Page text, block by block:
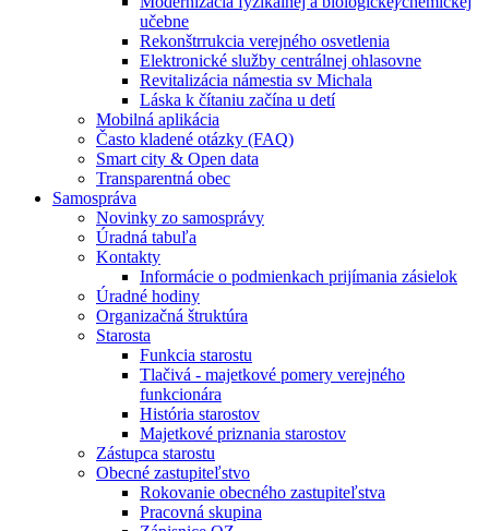
učebne
Rekonštrrukcia verejného osvetlenia
Elektronické služby centrálnej ohlasovne
Revitalizácia námestia sv Michala
Láska k čítaniu začína u detí
Mobilná aplikácia
Často kladené otázky (FAQ)
Smart city & Open data
Transparentná obec
Samospráva
Novinky zo samosprávy
Úradná tabuľa
Kontakty
Informácie o podmienkach prijímania zásielok
Úradné hodiny
Organizačná štruktúra
Starosta
Funkcia starostu
Tlačivá - majetkové pomery verejného
funkcionára
História starostov
Majetkové priznania starostov
Zástupca starostu
Obecné zastupiteľstvo
Rokovanie obecného zastupiteľstva
Pracovná skupina